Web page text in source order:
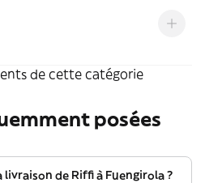
de cette catégorie
posées
de Riffi à Fuengirola ?